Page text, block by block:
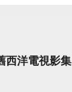
西洋電視影